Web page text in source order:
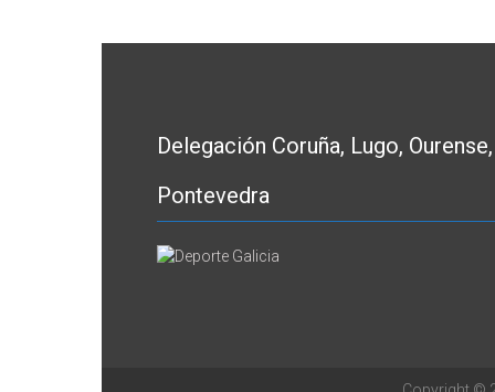
Delegación Coruña, Lugo, Ourense,
Pontevedra